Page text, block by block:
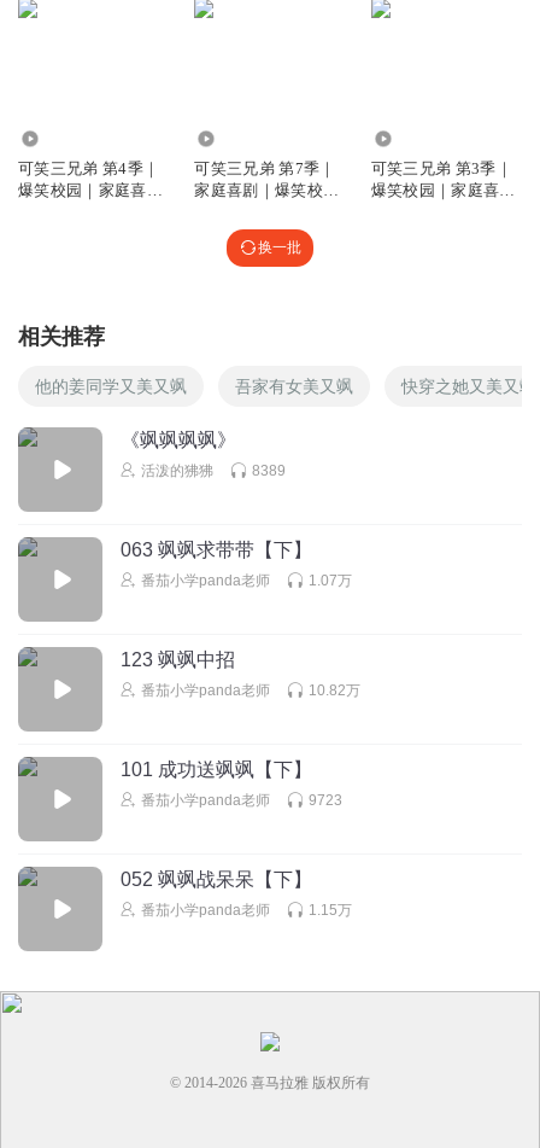
可笑三兄弟 第4季｜
爆笑校园｜家庭喜剧
可笑三兄弟 第7季｜
家庭喜剧｜爆笑校园
可笑三兄弟 第3季｜
爆笑校园｜家庭喜剧
换一批
相关推荐
他的姜同学又美又飒 吾家有女美又飒 快穿之她又美又飒
《飒飒飒飒》
活泼的狒狒 8389
063 飒飒求带带【下】
番茄小学panda老师 1.07万
123 飒飒中招
番茄小学panda老师 10.82万
101 成功送飒飒【下】
番茄小学panda老师 9723
052 飒飒战呆呆【下】
番茄小学panda老师 1.15万
© 2014-2026 喜马拉雅 版权所有